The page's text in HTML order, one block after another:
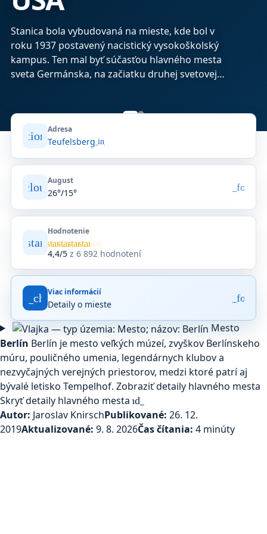
Stanica bola vybudovaná na mieste, kde bol v
roku 1937 postavený nacistický vysokoškolský
kampus. Ten mal byť súčasťou hlavného mesta
sveta Germánska, na začiatku druhej svetovej
location_on
Adresa
Teufelsbergopen_in_new
August
26°/15°
star
Hodnotenie
starstarstarstarstar
4,4/5z 6 892 hodnotení
Priemerné
hodnotenie
z
na
základe
6 892
hodnotení
na
Google
Maps.
fact_checkViac informácií
Detaily o mieste
Mesto
Berlín Berlín je mesto veľkých múzeí, zvyškov Berlínskeho
múru, pouličného umenia, legendárnych klubov a
nezvyčajných verejných priestorov, medzi ktoré patrí aj
bývalé letisko Tempelhof. Zobraziť detaily hlavného mesta
Skryť detaily hlavného mestaexpand_more
Autor: Jaroslav KnirschPublikované: 26. 12.
2019Aktualizované: 9. 8. 2026Čas čítania: 4 minúty